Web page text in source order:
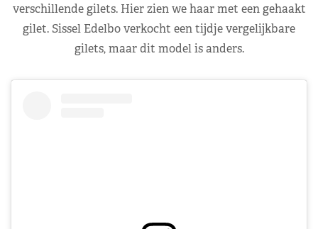
verschillende gilets. Hier zien we haar met een gehaakt
gilet. Sissel Edelbo verkocht een tijdje vergelijkbare
gilets, maar dit model is anders.